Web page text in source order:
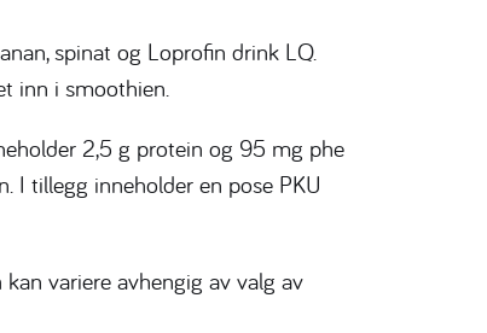
spinat og Loprofin drink LQ.
inn i smoothien.
2,5 g protein og 95 mg phe
I tillegg inneholder en pose PKU
variere avhengig av valg av